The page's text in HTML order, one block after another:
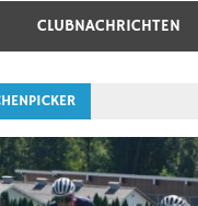
CLUBNACHRICHTEN